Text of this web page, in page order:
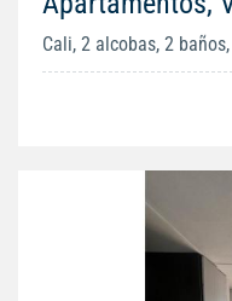
Cali, 2 alcobas, 2